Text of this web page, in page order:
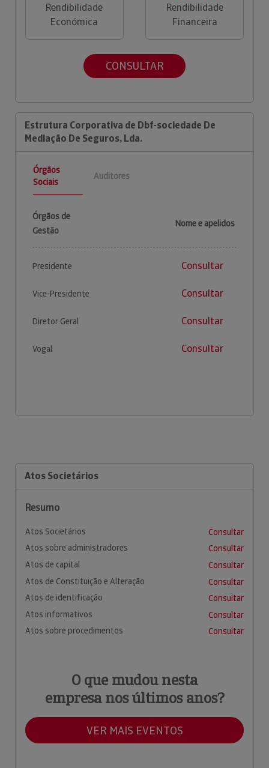
Rendibilidade
Económica
Rendibilidade
Financeira
CONSULTAR
Estrutura Corporativa de Dbf-sociedade De
Mediação De Seguros, Lda.
Órgãos
Sociais
Auditores
Órgãos de
Gestão
Nome e apelidos
Presidente Consultar
Vice-Presidente Consultar
Diretor Geral Consultar
Vogal Consultar
Atos Societários
Resumo
Atos Societários
Consultar
Atos sobre administradores
Consultar
Atos de capital
Consultar
Atos de Constituição e Alteração
Consultar
Atos de identificação
Consultar
Atos informativos
Consultar
Atos sobre procedimentos
Consultar
O que mudou nesta
empresa nos últimos anos?
VER MAIS EVENTOS